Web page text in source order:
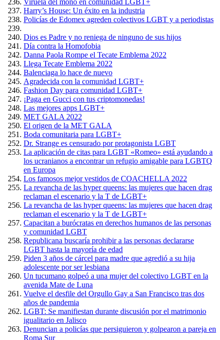
Viruela del mono en comunidad LGBT+
Harry’s House: Un éxito en la industria
Policías de Edomex agreden colectivos LGBT y a periodistas
Dios es Padre y no reniega de ninguno de sus hijos
Día contra la Homofobia
Danna Paola Rompe el Tecate Emblema 2022
Llega Tecate Emblema 2022
Balenciaga lo hace de nuevo
Agradecida con la comunidad LGBT+
Fashion Day para comunidad LGBT+
¡Paga en Gucci con tus criptomonedas!
Las mejores apps LGBT+
MET GALA 2022
El origen de la MET GALA
Boda comunitaria para LGBT+
Dr. Strange es censurado por protagonista LGBT
La aplicación de citas para LGBT «Romeo» está ayudando a
los ucranianos a encontrar un refugio amigable para LGBTQ
en Europa
Los famosos mejor vestidos de COACHELLA 2022
La revancha de las hyper queens: las mujeres que hacen drag
reclaman el escenario y la T de LGBT+
La revancha de las hyper queens: las mujeres que hacen drag
reclaman el escenario y la T de LGBT+
Capacitan a burócratas en derechos humanos de las personas
y comunidad LGBT
Republicana buscaría prohibir a las personas declararse
LGBT hasta la mayoría de edad
Piden 3 años de cárcel para madre que agredió a su hija
adolescente por ser lesbiana
Un tucumano golpeó a una mujer del colectivo LGBT en la
avenida Mate de Luna
Vuelve el desfile del Orgullo Gay a San Francisco tras dos
años de pandemia
LGBT: Se manifiestan durante discusión por el matrimonio
igualitario en Jalisco
Denuncian a policías que persiguieron y golpearon a pareja en
Roma Sur